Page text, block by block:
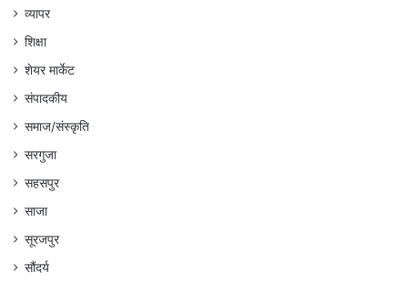
व्यापर
शिक्षा
शेयर मार्केट
संपादकीय
समाज/संस्कृति
सरगुजा
सहसपुर
साजा
सूरजपुर
सौंदर्य